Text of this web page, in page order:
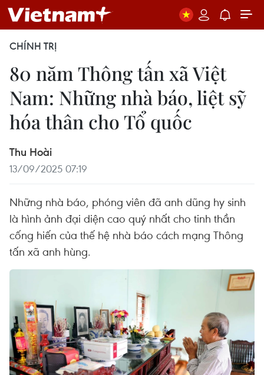
CHÍNH TRỊ
80 năm Thông tấn xã Việt
Nam: Những nhà báo, liệt sỹ
hóa thân cho Tổ quốc
Thu Hoài
13/09/2025 07:19
Những nhà báo, phóng viên đã anh dũng hy sinh
là hình ảnh đại diện cao quý nhất cho tinh thần
cống hiến của thế hệ nhà báo cách mạng Thông
tấn xã anh hùng.